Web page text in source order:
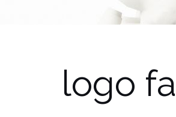
logo